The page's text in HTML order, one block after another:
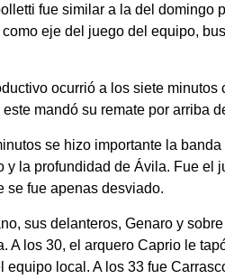
fue similar a la del domingo
eje del juego del equipo,
ocurrió a los siete minutos
mandó su remate por arriba
se hizo importante la
y la profundidad de Ávila. Fue el
se fue apenas desviado.
sus delanteros, Genaro y
A los 30, el arquero Caprio le
equipo local. A los 33 fue